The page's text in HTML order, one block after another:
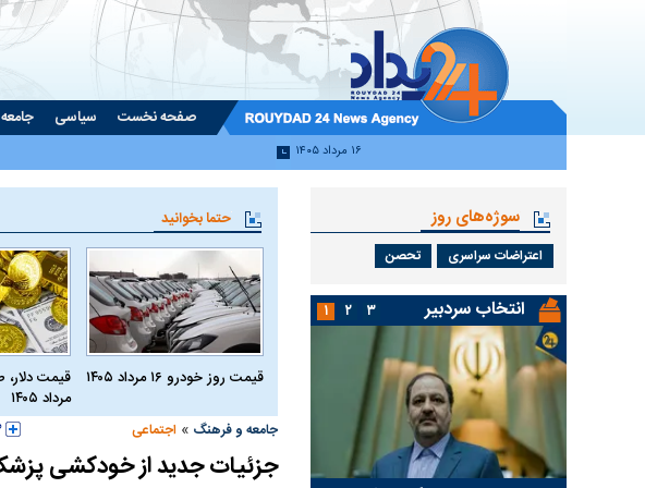
صفحه نخست سیاسی
۱۶ مرداد ۱۴۰۵
حتما بخوانید
قیمت روز خودرو ۱۶ مرداد ۱۴۰۵
مرداد ۱۴۰۵
جامعه و فرهنگ » اجتماعی
جزئیات جدید از خودکشی
سوژه‌های روز
اعتراضات سراسری تحصن
انتخاب سردبیر ۱ ۲ ۳